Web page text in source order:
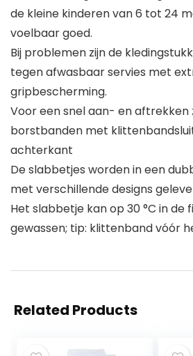
de kleine kinderen van 6 tot 24
voelbaar goed.
Bij problemen zijn de
tegen afwasbaar servies met
gripbescherming.
Voor een snel aan- en aftrekken
borstbanden met
achterkant
De slabbetjes worden in een
met verschillende designs
Het slabbetje kan op 30 °C in de
gewassen; tip: klittenband vóór
Related Products